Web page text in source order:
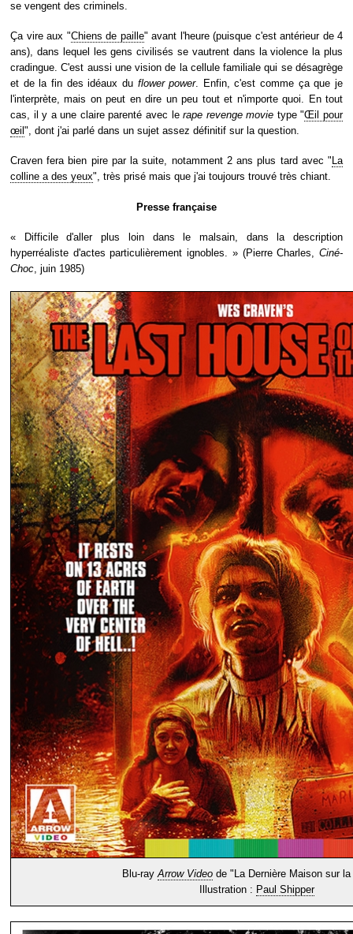
se vengent des criminels.
Ça vire aux "Chiens de paille" avant l'heure (puisque c'est antérieur de 4
ans), dans lequel les gens civilisés se vautrent dans la violence la plus
cradingue. C'est aussi une vision de la cellule familiale qui se désagrège
et de la fin des idéaux du flower power. Enfin, c'est comme ça que je
l'interprète, mais on peut en dire un peu tout et n'importe quoi. En tout
cas, il y a une claire parenté avec lerape revenge movie type "Œil pour
œil ", dont j'ai parlé dans un sujet assez définitif sur la question.
Craven fera bien pire par la suite, notamment 2 ans plus tard avec " La
colline a des yeux", très prisé mais que j'ai toujours trouvé très chiant.
Presse française
« Difficile d'aller plus loin dans le malsain, dans la description
hyperréaliste d'actes particulièrement ignobles. » (Pierre Charles, Ciné-
Choc, juin 1985)
Blu-rayArrow Video de "La Dernière Maison sur
Illustration : Paul Shipper